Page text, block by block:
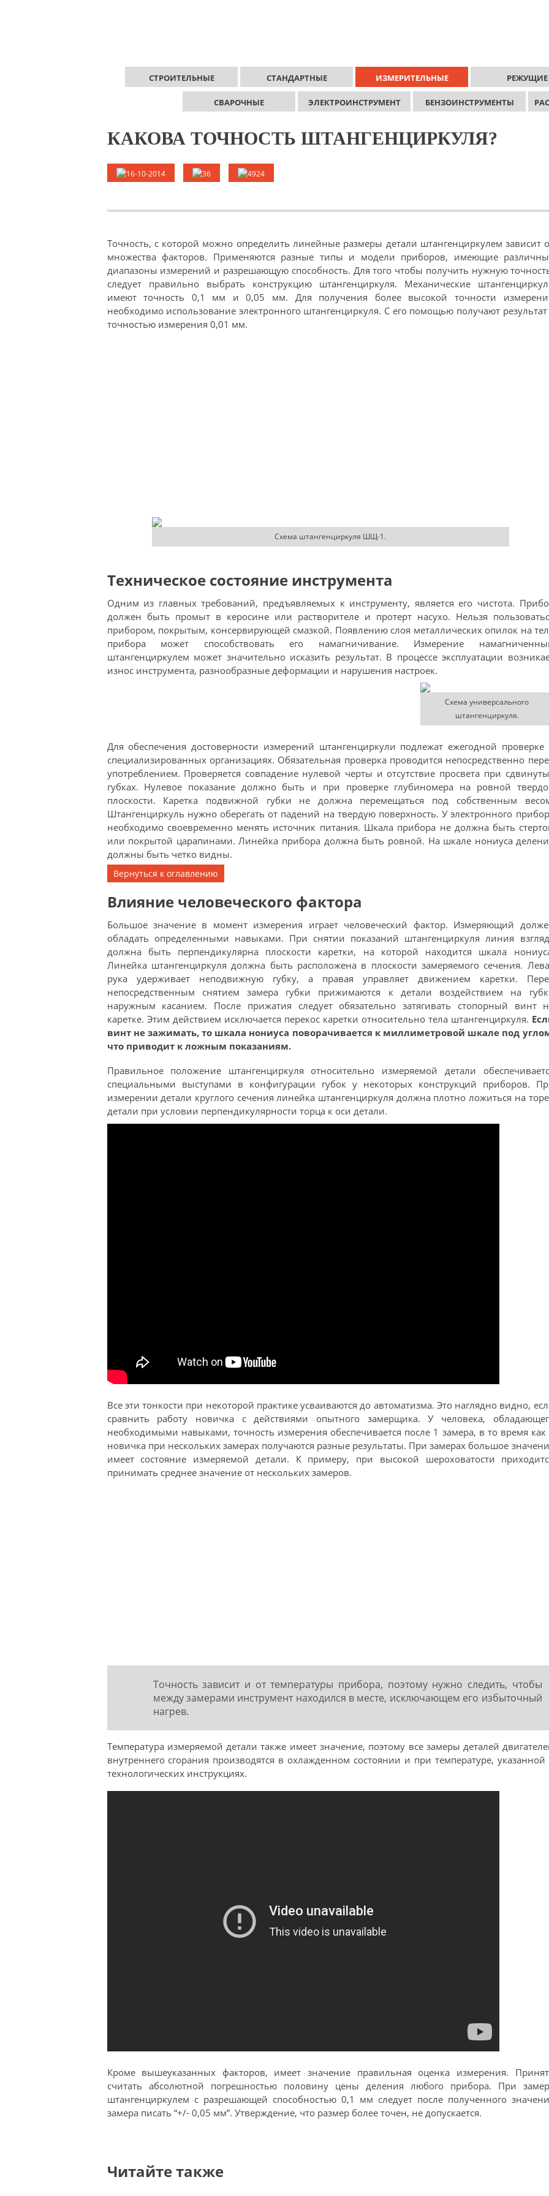
СТРОИТЕЛЬНЫЕ СТАНДАРТНЫЕ ИЗМЕРИТЕЛЬНЫЕ РЕЖУЩИЕ
СВАРОЧНЫЕ ЭЛЕКТРОИНСТРУМЕНТ БЕНЗОИНСТРУМЕНТЫ
КАКОВА ТОЧНОСТЬ ШТАНГЕНЦИРКУЛЯ?
16-10-2014 36 4924
Точность, с которой можно определить линейные размеры детали штангенциркулем зависит
множества факторов. Применяются разные типы и модели приборов, имеющие
диапазоны измерений и разрешающую способность. Для того чтобы получить нужную
следует правильно выбрать конструкцию штангенциркуля. Механические
имеют точность 0,1 мм и 0,05 мм. Для получения более высокой точности
необходимо использование электронного штангенциркуля. С его помощью получают результат
точностью измерения 0,01 мм.
Схема штангенциркуля ШЩ-1.
Техническое состояние инструмента
Одним из главных требований, предъявляемых к инструменту, является его чистота.
должен быть промыт в керосине или растворителе и протерт насухо. Нельзя
прибором, покрытым, консервирующей смазкой. Появлению слоя металлических опилок на
прибора может способствовать его намагничивание. Измерение
штангенциркулем может значительно исказить результат. В процессе эксплуатации
износ инструмента, разнообразные деформации и нарушения настроек.
Схема универсального
штангенциркуля.
Для обеспечения достоверности измерений штангенциркули подлежат ежегодной проверке
специализированных организациях. Обязательная проверка проводится непосредственно
употреблением. Проверяется совпадение нулевой черты и отсутствие просвета при
губках. Нулевое показание должно быть и при проверке глубиномера на ровной
плоскости. Каретка подвижной губки не должна перемещаться под собственным
Штангенциркуль нужно оберегать от падений на твердую поверхность. У электронного
необходимо своевременно менять источник питания. Шкала прибора не должна быть
или покрытой царапинами. Линейка прибора должна быть ровной. На шкале нониуса
должны быть четко видны.
Вернуться к оглавлению
Влияние человеческого фактора
Большое значение в момент измерения играет человеческий фактор. Измеряющий
обладать определенными навыками. При снятии показаний штангенциркуля линия
должна быть перпендикулярна плоскости каретки, на которой находится шкала
Линейка штангенциркуля должна быть расположена в плоскости замеряемого сечения.
рука удерживает неподвижную губку, а правая управляет движением каретки.
непосредственным снятием замера губки прижимаются к детали воздействием на
наружным касанием. После прижатия следует обязательно затягивать стопорный винт
каретке. Этим действием исключается перекос каретки относительно тела штангенциркуля.
винт не зажимать, то шкала нониуса поворачивается к миллиметровой шкале под
что приводит к ложным показаниям.
Правильное положение штангенциркуля относительно измеряемой детали
специальными выступами в конфигурации губок у некоторых конструкций приборов.
измерении детали круглого сечения линейка штангенциркуля должна плотно ложиться на
детали при условии перпендикулярности торца к оси детали.
Все эти тонкости при некоторой практике усваиваются до автоматизма. Это наглядно видно,
сравнить работу новичка с действиями опытного замерщика. У человека,
необходимыми навыками, точность измерения обеспечивается после 1 замера, в то время как
новичка при нескольких замерах получаются разные результаты. При замерах большое
имеет состояние измеряемой детали. К примеру, при высокой шероховатости
принимать среднее значение от нескольких замеров.
Точность зависит и от температуры прибора, поэтому нужно следить, чтобы
между замерами инструмент находился в месте, исключающем его избыточный
нагрев.
Температура измеряемой детали также имеет значение, поэтому все замеры деталей
внутреннего сгорания производятся в охлажденном состоянии и при температуре, указанной
технологических инструкциях.
Кроме вышеуказанных факторов, имеет значение правильная оценка измерения.
считать абсолютной погрешностью половину цены деления любого прибора. При
штангенциркулем с разрешающей способностью 0,1 мм следует после полученного
замера писать “+/- 0,05 мм”. Утверждение, что размер более точен, не допускается.
Читайте также